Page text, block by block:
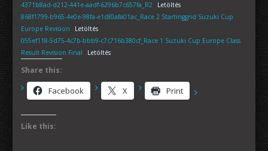
4371b8ad-d212-441e-aadf-6296b7c657fa_R2
Letöltés
868f1799-b965-4e0e-98fa-e1c80afa01ac_Race 2 Startinggrid Suzuki Cup
Europe Revision
Letöltés
055ef118-5d75-4c7b-bbb9-c7c716b380cf_Race 1 Suzuki Cup Europe Class
Result Revision Final
Letöltés
Share this:
Facebook X Print
Like this: